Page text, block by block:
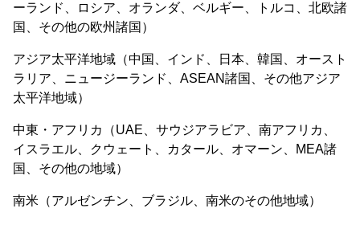
ーランド、ロシア、オランダ、ベルギー、トルコ、北欧諸
国、その他の欧州諸国）
アジア太平洋地域（中国、インド、日本、韓国、オースト
ラリア、ニュージーランド、ASEAN諸国、その他アジア
太平洋地域）
中東・アフリカ（UAE、サウジアラビア、南アフリカ、
イスラエル、クウェート、カタール、オマーン、MEA諸
国、その他の地域）
南米（アルゼンチン、ブラジル、南米のその他地域）